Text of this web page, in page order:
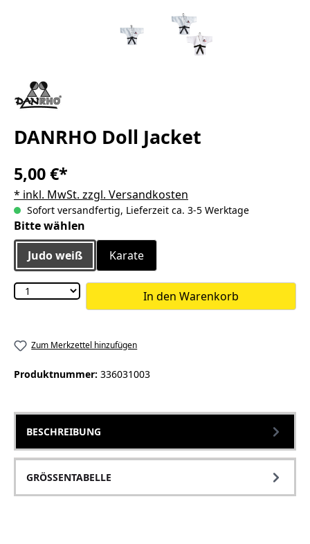
DANRHO Doll Jacket
5,00 €*
* inkl. MwSt. zzgl. Versandkosten
Sofort versandfertig, Lieferzeit ca. 3-5 Werktage
Bitte wählen
Judo weiß
Karate
In den Warenkorb
Zum Merkzettel hinzufügen
Produktnummer: 336031003
BESCHREIBUNG
GRÖSSENTABELLE